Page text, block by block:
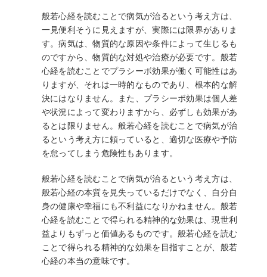
般若心経を読むことで病気が治るという考え方は、
一見便利そうに見えますが、実際には限界がありま
す。病気は、物質的な原因や条件によって生じるも
のですから、物質的な対処や治療が必要です。般若
心経を読むことでプラシーボ効果が働く可能性はあ
りますが、それは一時的なものであり、根本的な解
決にはなりません。また、プラシーボ効果は個人差
や状況によって変わりますから、必ずしも効果があ
るとは限りません。般若心経を読むことで病気が治
るという考え方に頼っていると、適切な医療や予防
を怠ってしまう危険性もあります。
般若心経を読むことで病気が治るという考え方は、
般若心経の本質を見失っているだけでなく、自分自
身の健康や幸福にも不利益になりかねません。般若
心経を読むことで得られる精神的な効果は、現世利
益よりもずっと価値あるものです。般若心経を読む
ことで得られる精神的な効果を目指すことが、般若
心経の本当の意味です。